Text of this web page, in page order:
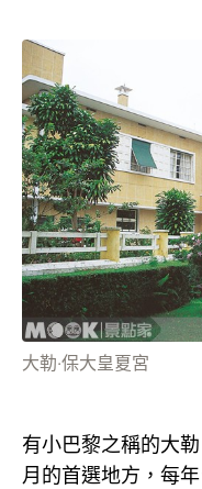
大勒‧保大皇夏宮
有小巴黎之稱的大
月的首選地方，每